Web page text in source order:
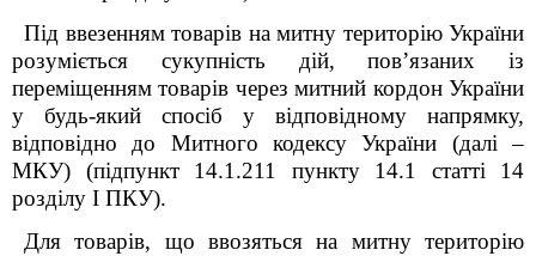
Під ввезенням товарів на митну територію України
розуміється сукупність дій, пов’язаних із
переміщенням товарів через митний кордон України
у будь-який спосіб у відповідному напрямку,
відповідно до Митного кодексу України (далі –
МКУ) (підпункт 14.1.211
пункту 14.1 статті 14
розділу I ПКУ).
Для товарів, що ввозяться на митну територію